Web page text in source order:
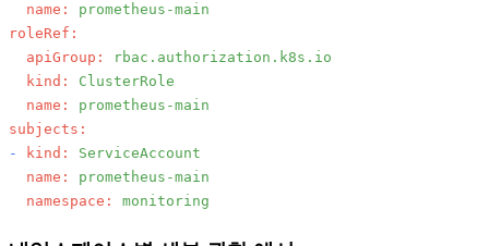
name:
prometheus-main
roleRef:
apiGroup:
rbac.authorization.k8s.io
kind:
ClusterRole
name:
prometheus-main
subjects:
-
kind:
ServiceAccount
name:
prometheus-main
namespace:
monitoring